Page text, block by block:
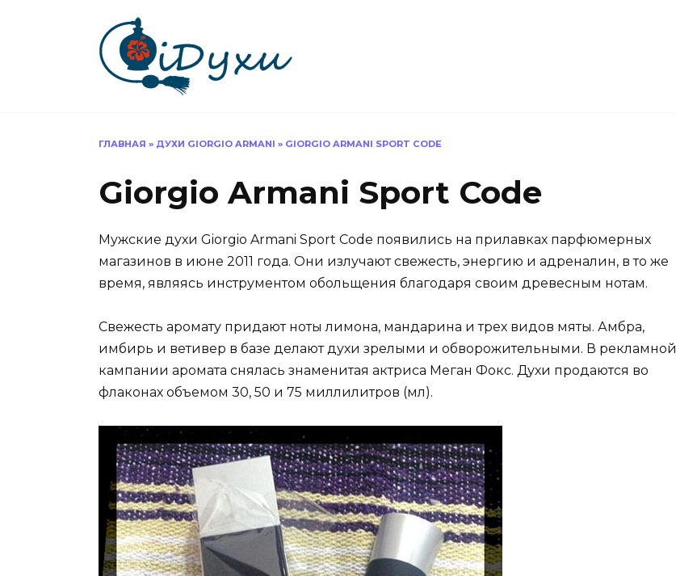
ГЛАВНАЯ » ДУХИ GIORGIO ARMANI » GIORGIO ARMANI SPORT CODE
Giorgio Armani Sport Code
Мужские духи Giorgio Armani Sport Code появились на прилавках парфюмерных
магазинов в июне 2011 года. Они излучают свежесть, энергию и адреналин, в то же
время, являясь инструментом обольщения благодаря своим древесным нотам.
Свежесть аромату придают ноты лимона, мандарина и трех видов мяты. Амбра,
имбирь и ветивер в базе делают духи зрелыми и обворожительными. В рекламной
кампании аромата снялась знаменитая актриса Меган Фокс. Духи продаются во
флаконах объемом 30, 50 и 75 миллилитров (мл).